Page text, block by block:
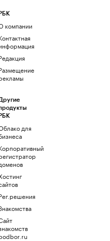
РБК
компании
РБК
для